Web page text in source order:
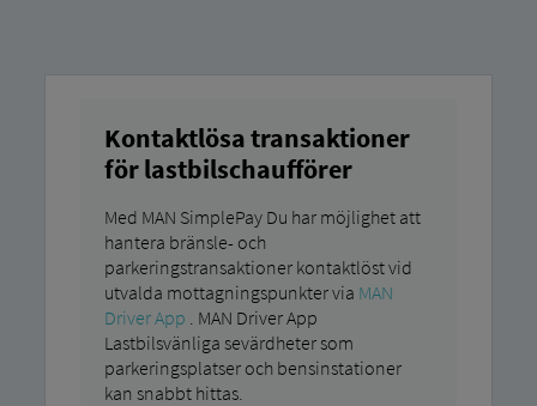
Kontaktlösa transaktioner
för lastbilschaufförer
Med MAN SimplePay Du har möjlighet att
hantera bränsle- och
parkeringstransaktioner kontaktlöst vid
utvalda mottagningspunkter via MAN
Driver App . MAN Driver App
Lastbilsvänliga sevärdheter som
parkeringsplatser och bensinstationer
kan snabbt hittas.